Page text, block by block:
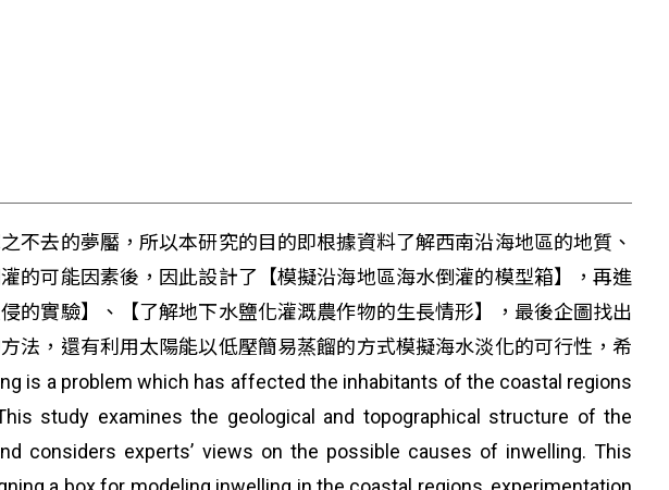
不去的夢靨，所以本研究的目的即根據資料了解西南沿海地區的地質、
的可能因素後，因此設計了【模擬沿海地區海水倒灌的模型箱】，再進
的實驗】、【了解地下水鹽化灌溉農作物的生長情形】，最後企圖找出
法，還有利用太陽能以低壓簡易蒸餾的方式模擬海水淡化的可行性，希
is a problem which has affected the inhabitants of the coastal regions
study examines the geological and topographical structure of the
considers experts’ views on the possible causes of inwelling. This